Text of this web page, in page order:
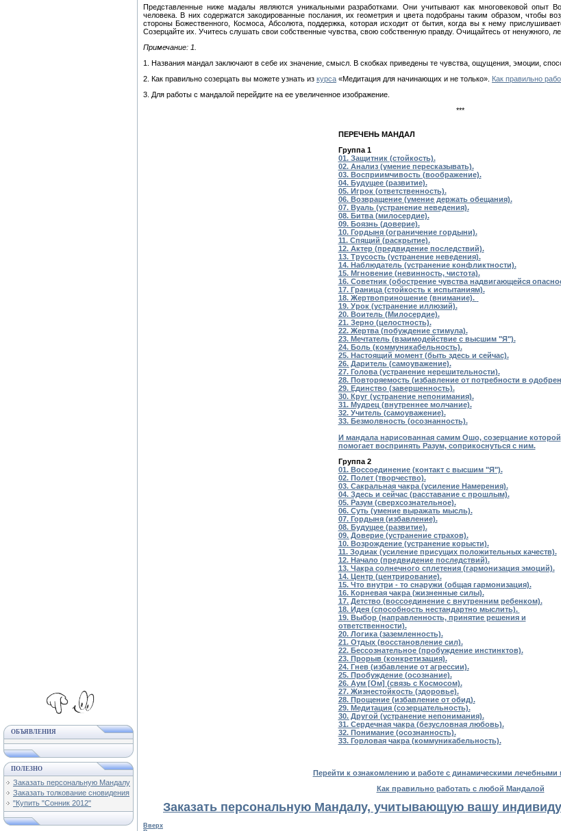
Представленные ниже мадалы являются уникальными разработками. Они учитывают как многовековой опыт
человека. В них содержатся закодированные послания, их геометрия и цвета подобраны таким образом, чтобы
стороны Божественного, Космоса, Абсолюта, поддержка, которая исходит от бытия, когда вы к нему
Созерцайте их. Учитесь слушать свои собственные чувства, свою собственную правду. Очищайтесь от ненужного,
Примечание: 1.
1. Названия мандал заключают в себе их значение, смысл. В скобках приведены те чувства, ощущения, эмоции,
2. Как правильно созерцать вы можете узнать из курса «Медитация для начинающих и не только». Как правильно
3. Для работы с мандалой перейдите на ее увеличенное изображение.
***
ПЕРЕЧЕНЬ МАНДАЛ
Группа 1
01. Защитник (стойкость).
02. Анализ (умение пересказывать).
03. Восприимчивость (воображение).
04. Будущее (развитие).
05. Игрок (ответственность).
06. Возвращение (умение держать обещания).
07. Вуаль (устранение неведения).
08. Битва (милосердие).
09. Боязнь (доверие).
10. Гордыня (ограничение гордыни).
11. Спящий (раскрытие).
12. Актер (предвидение последствий).
13. Трусость (устранение неведения).
14. Наблюдатель (устранение конфликтности).
15. Мгновение (невинность, чистота).
16. Советник (обострение чувства надвигающейся
17. Граница (стойкость к испытаниям).
18. Жертвоприношение (внимание).
19. Урок (устранение иллюзий).
20. Воитель (Милосердие).
21. Зерно (целостность).
22. Жертва (побуждение стимула).
23. Мечтатель (взаимодействие с высшим "Я").
24. Боль (коммуникабельность).
25. Настоящий момент (быть здесь и сейчас).
26. Даритель (самоуважение).
27. Голова (устранение нерешительности).
28. Повторяемость (избавление от потребности в
29. Единство (завершенность).
30. Круг (устранение непонимания).
31. Мудрец (внутреннее молчание).
32. Учитель (самоуважение).
33. Безмолвность (осознанность).
И мандала нарисованная самим Ошо, созерцание которой
помогает воспринять Разум, соприкоснуться с ним.
Группа 2
01. Воссоединение (контакт с высшим "Я").
02. Полет (творчество).
03. Сакральная чакра (усиление Намерения).
04. Здесь и сейчас (расставание с прошлым).
05. Разум (сверхсознательное).
06. Суть (умение выражать мысль).
07. Гордыня (избавление).
08. Будущее (развитие).
09. Доверие (устранение страхов).
10. Возрождение (устранение корысти).
11. Зодиак (усиление присущих положительных качеств).
12. Начало (предвидение последствий).
13. Чакра солнечного сплетения (гармонизация эмоций).
14. Центр (центрирование).
15. Что внутри - то снаружи (общая гармонизация).
16. Корневая чакра (жизненные силы).
17. Детство (воссоединение с внутренним ребенком).
18. Идея (способность нестандартно мыслить).
19. Выбор (направленность, принятие решения и
ответственности).
20. Логика (заземленность).
21. Отдых (восстановление сил).
22. Бессознательное (пробуждение инстинктов).
23. Прорыв (конкретизация).
24. Гнев (избавление от агрессии).
25. Пробуждение (осознание).
26. Аум [Ом] (связь с Космосом).
27. Жизнестойкость (здоровье).
28. Прощение (избавление от обид).
29. Медитация (созерцательность).
30. Другой (устранение непонимания).
31. Сердечная чакра (безусловная любовь).
32. Понимание (осознанность).
33. Горловая чакра (коммуникабельность).
Перейти к ознакомлению и работе с динамическими лечебными
Как правильно работать с любой Мандалой
Заказать персональную Мандалу, учитывающую вашу
Вверх
ОБЪЯВЛЕНИЯ
ПОЛЕЗНО
Заказать персональную Мандалу
Заказать толкование сновидения
"Купить "Сонник 2012"